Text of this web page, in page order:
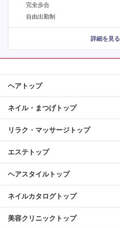
完全歩合
自由出勤制
詳細を見る
ヘアトップ
ネイル・まつげトップ
リラク・マッサージトップ
エステトップ
ヘアスタイルトップ
ネイルカタログトップ
美容クリニックトップ